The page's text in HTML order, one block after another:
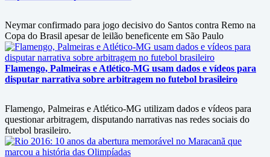
Neymar confirmado para jogo decisivo do Santos contra Remo na
Copa do Brasil apesar de leilão beneficente em São Paulo
Flamengo, Palmeiras e Atlético-MG usam dados e vídeos para
disputar narrativa sobre arbitragem no futebol brasileiro
Flamengo, Palmeiras e Atlético-MG utilizam dados e vídeos para
questionar arbitragem, disputando narrativas nas redes sociais do
futebol brasileiro.